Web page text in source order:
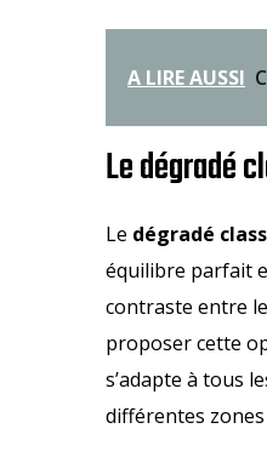
A LIRE AUSSI
Le dégradé
Le dégradé
équilibre parfait
contraste entre
proposer cette
s’adapte à tous
différentes